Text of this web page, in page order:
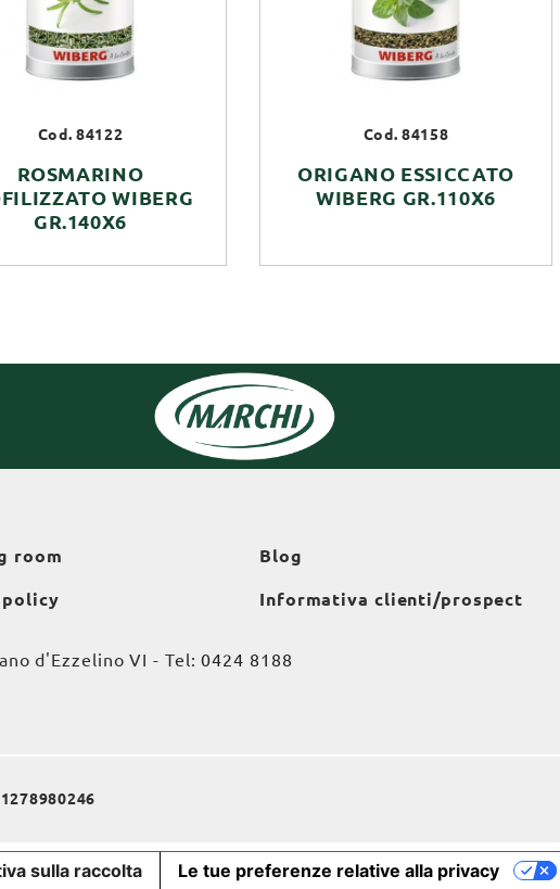
Cod. 84122
ROSMARINO
WIBERG
GR.140X6
Cod. 84158
ORIGANO ESSICCATO
WIBERG GR.110X6
room
policy
Blog
Informativa clienti/prospect
d'Ezzelino VI - Tel:0424 8188
sulla raccolta Le tue preferenze relative alla privacy